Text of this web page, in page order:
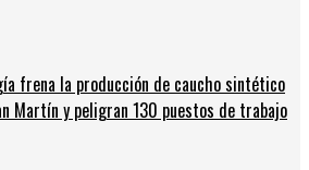
frena la producción de caucho sintético
Martín y peligran 130 puestos de trabajo